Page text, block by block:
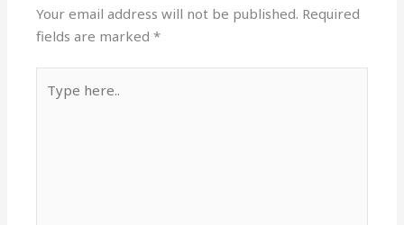
Your email address will not be published. Required
fields are marked*
here..